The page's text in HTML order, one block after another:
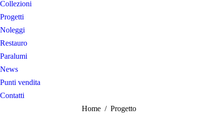
Collezioni
Progetti
Noleggi
Restauro
Paralumi
News
Punti vendita
Contatti
You are here:
Home Progetto